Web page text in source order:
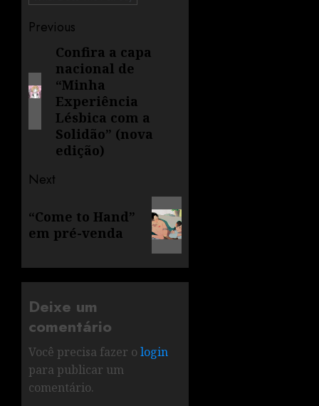
Previous
Confira a capa
nacional de
“Minha
Experiência
Lésbica com a
Solidão” (nova
edição)
Next
“Come to Hand”
em pré-venda
Deixe um
comentário
Você precisa fazer o login
para publicar um
comentário.